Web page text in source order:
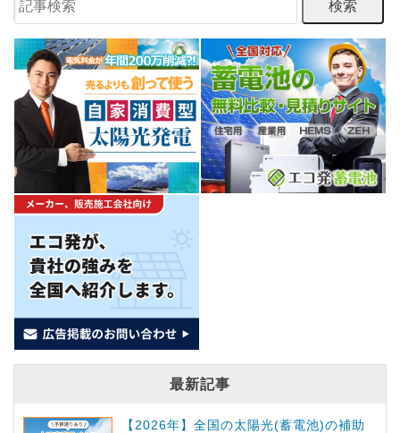
最新記事
【2026年】全国の太陽光(蓄電池)の補助